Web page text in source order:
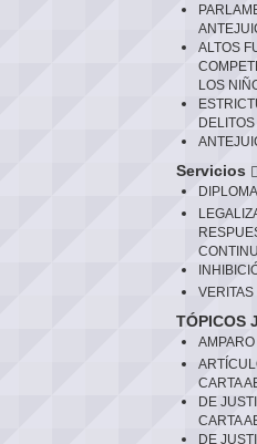
ALTOS
LOS
Servicios
VERITAS
TÓPICOS
CARTA
DE
CARTA
DE